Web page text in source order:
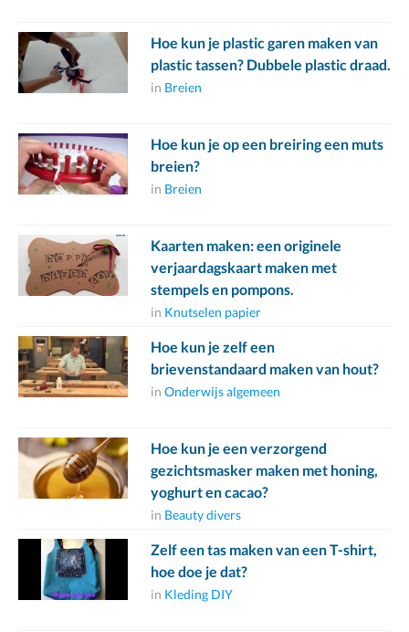
Hoe kun je plastic garen maken van
plastic tassen? Dubbele plastic draad.
in Breien
Hoe kun je op een breiring een muts
breien?
in Breien
Kaarten maken: een originele
verjaardagskaart maken met
stempels en pompons.
in Knutselen papier
Hoe kun je zelf een
brievenstandaard maken van hout?
in Onderwijs algemeen
Hoe kun je een verzorgend
gezichtsmasker maken met honing,
yoghurt en cacao?
in Beauty divers
Zelf een tas maken van een T-shirt,
hoe doe je dat?
in Kleding DIY